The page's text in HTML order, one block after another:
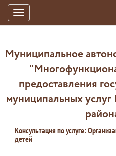
Toggle
navigation
Муниципальное
предоставления
муниципальных услуг
Консультация по услуге:
детей